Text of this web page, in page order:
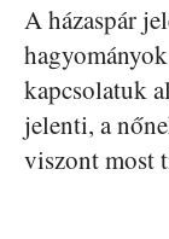
A házaspár
kapcsolatuk
jelenti, a
viszont most